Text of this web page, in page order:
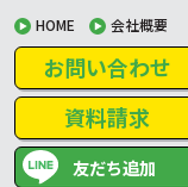
HOME 会社概要
お問い合わせ
資料請求
友だち追加